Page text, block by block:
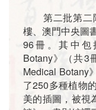
第二批第二
樓、澳門中央圖
96冊。其中包
Botany》（共3
Medical Botany
了250多種植物
美的插圖，被視